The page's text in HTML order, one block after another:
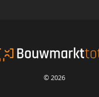
© 2026